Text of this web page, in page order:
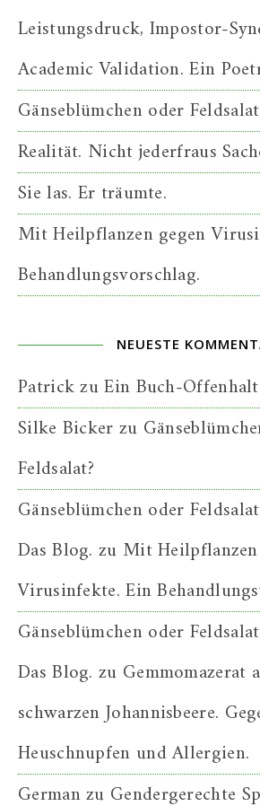
Leistungsdruck, Impostor-
Academic Validation. Ein
Gänseblümchen oder
Realität. Nicht jederfraus
Sie las. Er träumte.
Mit Heilpflanzen gegen
Behandlungsvorschlag.
NEUESTE
PatrickzuEin Buch-
Silke Bickerzu
Feldsalat?
Gänseblümchen oder
Das Blog. zu Mit
Virusinfekte. Ein
Gänseblümchen oder
Das Blog. zu Gemmomazerat
schwarzen Johannisbeere.
Heuschnupfen und Allergien.
Germanzu Gendergerechte